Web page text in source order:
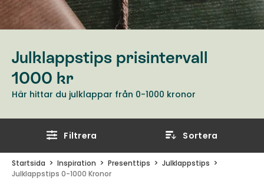
Julklappstips prisintervall
1000 kr
Här hittar du julklappar från 0-1000 kronor
Filtrera Sortera
Startsida Inspiration Presenttips
Julklappstips
Julklappstips 0-1000 Kronor